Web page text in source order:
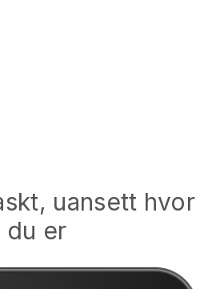
uansett hvor
du er